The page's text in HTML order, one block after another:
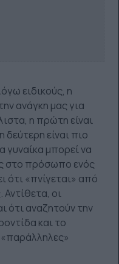
ειδικούς, η
ανάγκη μας για
η πρώτη είναι
δεύτερη είναι πιο
γυναίκα μπορεί να
στο πρόσωπο ενός
ότι «πνίγεται» από
οι
ότι αναζητούν την
και το